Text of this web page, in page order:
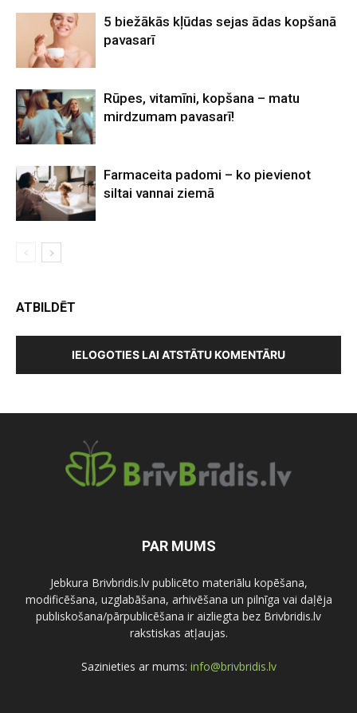
5 biežākās kļūdas sejas ādas kopšanā
pavasarī
Rūpes, vitamīni, kopšana – matu
mirdzumam pavasarī!
Farmaceita padomi – ko pievienot
siltai vannai ziemā
ATBILDĒT
IELOGOTIES LAI ATSTĀTU KOMENTĀRU
PAR MUMS
Jebkura Brivbridis.lv publicēto materiālu kopēšana,
modificēšana, uzglabāšana, arhivēšana un pilnīga vai daļēja
publiskošana/pārpublicēšana ir aizliegta bez Brivbridis.lv
rakstiskas atļaujas.
Sazinieties ar mums: info@brivbridis.lv